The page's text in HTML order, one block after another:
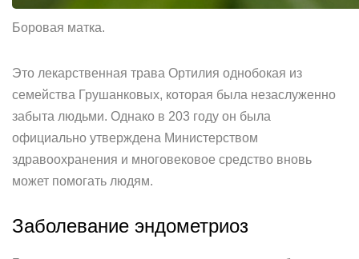
Боровая матка.
Это лекарственная трава Ортилия однобокая из
семейства Грушанковых, которая была незаслуженно
забыта людьми. Однако в 203 году он была
официально утверждена Министерством
здравоохранения и многовековое средство вновь
может помогать людям.
Заболевание эндометриоз